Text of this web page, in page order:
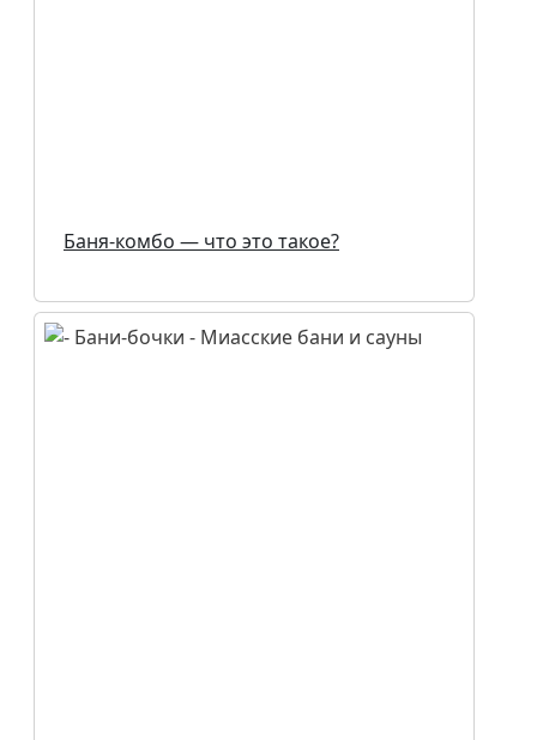
Баня-комбо — что это такое?